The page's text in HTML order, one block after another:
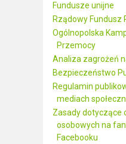
Fundusze unijne
Rządowy Fundusz
Ogólnopolska
Przemocy
Analiza zagrożeń
Bezpieczeństwo
Regulamin
mediach
Zasady dotyczące
osobowych na
Facebooku